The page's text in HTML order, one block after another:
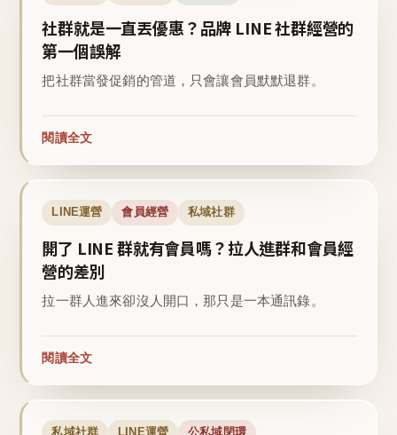
社群就是一直丟優惠？品牌 LINE 社群經營的
第一個誤解
把社群當發促銷的管道，只會讓會員默默退群。
閱讀全文
LINE運營 會員經營 私域社群
開了 LINE 群就有會員嗎？拉人進群和會員經
營的差別
拉一群人進來卻沒人開口，那只是一本通訊錄。
閱讀全文